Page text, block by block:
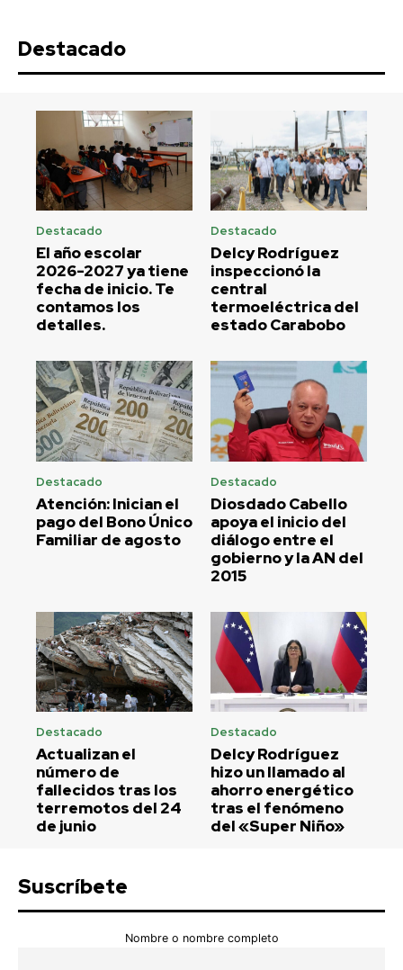
Destacado
Destacado
El año escolar
2026-2027 ya tiene
fecha de inicio. Te
contamos los
detalles.
Destacado
Delcy Rodríguez
inspeccionó la
central
termoeléctrica del
estado Carabobo
Destacado
Atención: Inician el
pago del Bono Único
Familiar de agosto
Destacado
Diosdado Cabello
apoya el inicio del
diálogo entre el
gobierno y la AN del
2015
Destacado
Actualizan el
número de
fallecidos tras los
terremotos del 24
de junio
Destacado
Delcy Rodríguez
hizo un llamado al
ahorro energético
tras el fenómeno
del «Super Niño»
Suscríbete
Nombre o nombre completo